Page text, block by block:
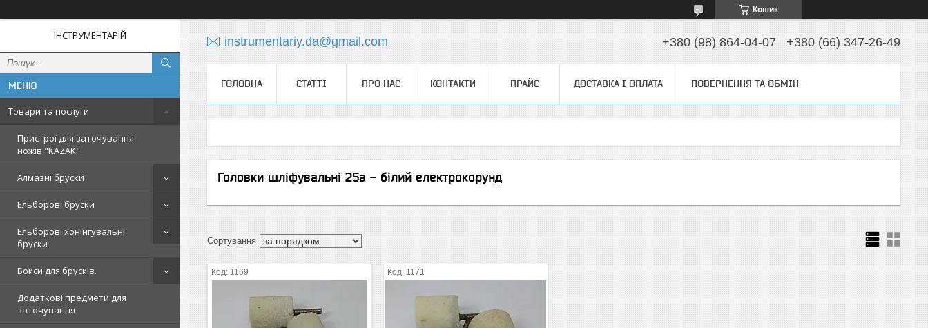
Кошик
ІНСТРУМЕНТАРІЙ
Товари та послуги
Пристрої для заточування
ножів "KAZAK"
Алмазні бруски
Ельборові бруски
Ельборові хонінгувальні
бруски
Бокси для брусків.
Додаткові предмети для
заточування
instrumentariy.da@gmail.com +380 (98) 864-04-07 +380 (66) 347-26-49
ГОЛОВНА СТАТТІ ПРО НАС КОНТАКТИ ПРАЙС ДОСТАВКА І ОПЛАТА ПОВЕРНЕННЯ ТА ОБМІН
Головки шліфувальні 25а - білий електрокорунд
1169 1171